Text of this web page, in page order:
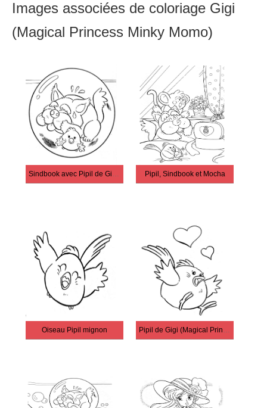
Images associées de coloriage Gigi
(Magical Princess Minky Momo)
Sindbook avec Pipil de Gigi (Magical Princess Minky Momo) Pipil, Sindbook et Mocha
Oiseau Pipil mignon Pipil de Gigi (Magical Princess Minky Momo)